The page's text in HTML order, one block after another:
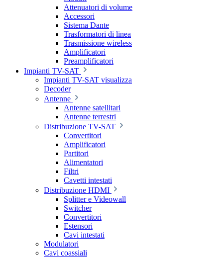
Attenuatori di volume
Accessori
Sistema Dante
Trasformatori di linea
Trasmissione wireless
Amplificatori
Preamplificatori
Impianti TV-SAT
Impianti TV-SAT visualizza
Decoder
Antenne
Antenne satellitari
Antenne terrestri
Distribuzione TV-SAT
Convertitori
Amplificatori
Partitori
Alimentatori
Filtri
Cavetti intestati
Distribuzione HDMI
Splitter e Videowall
Switcher
Convertitori
Estensori
Cavi intestati
Modulatori
Cavi coassiali